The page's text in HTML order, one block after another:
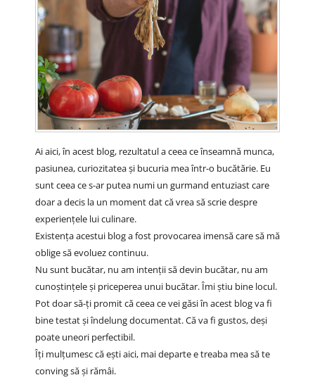
Ai aici, în acest blog, rezultatul a ceea ce înseamnă munca,
pasiunea, curiozitatea și bucuria mea într-o bucătărie. Eu
sunt ceea ce s-ar putea numi un gurmand entuziast care
doar a decis la un moment dat că vrea să scrie despre
experiențele lui culinare.
Existența acestui blog a fost provocarea imensă care să mă
oblige să evoluez continuu.
Nu sunt bucătar, nu am intenții să devin bucătar, nu am
cunoștințele și priceperea unui bucătar. Îmi știu bine locul.
Pot doar să-ți promit că ceea ce vei găsi în acest blog va fi
bine testat și îndelung documentat. Că va fi gustos, deși
poate uneori perfectibil.
Îți mulțumesc că ești aici, mai departe e treaba mea să te
conving să și rămâi.